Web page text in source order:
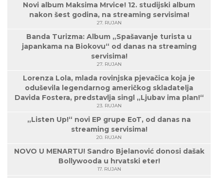
Novi album Maksima Mrvice! 12. studijski album
nakon šest godina, na streaming servisima!
27. RUJAN
Banda Turizma: Album „Spašavanje turista u
japankama na Biokovu“ od danas na streaming
servisima!
27. RUJAN
Lorenza Lola, mlada rovinjska pjevačica koja je
oduševila legendarnog američkog skladatelja
Davida Fostera, predstavlja singl „Ljubav ima plan!“
23. RUJAN
„Listen Up!“ novi EP grupe EoT, od danas na
streaming servisima!
20. RUJAN
NOVO U MENARTU! Sandro Bjelanović donosi dašak
Bollywooda u hrvatski eter!
17. RUJAN